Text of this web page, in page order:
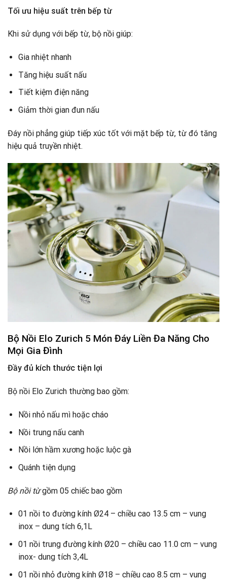
Tối ưu hiệu suất trên bếp từ
Khi sử dụng với bếp từ, bộ nồi giúp:
Gia nhiệt nhanh
Tăng hiệu suất nấu
Tiết kiệm điện năng
Giảm thời gian đun nấu
Đáy nồi phẳng giúp tiếp xúc tốt với mặt bếp từ, từ đó tăng
hiệu quả truyền nhiệt.
Bộ Nồi Elo Zurich 5 Món Đáy Liền Đa Năng Cho
Mọi Gia Đình
Đầy đủ kích thước tiện lợi
Bộ nồi Elo Zurich thường bao gồm:
Nồi nhỏ nấu mì hoặc cháo
Nồi trung nấu canh
Nồi lớn hầm xương hoặc luộc gà
Quánh tiện dụng
Bộ nồi từgồm 05 chiếc bao gồm
01 nồi to đường kính Ø24 – chiều cao 13.5 cm – vung
inox – dung tích 6,1L
01 nồi trung đường kính Ø20 – chiều cao 11.0 cm – vung
inox- dung tích 3,4L
01 nồi nhỏ đường kính Ø18 – chiều cao 8.5 cm – vung